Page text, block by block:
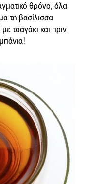
θρόνο, όλα
τη βασίλισσα
τσαγάκι και πριν